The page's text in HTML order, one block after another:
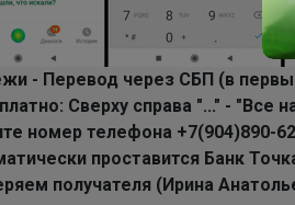
- Перевод через СБП (в
Сверху справа "..." -
номер телефона +7(904)890-
проставится Банк
получателя (Ирина